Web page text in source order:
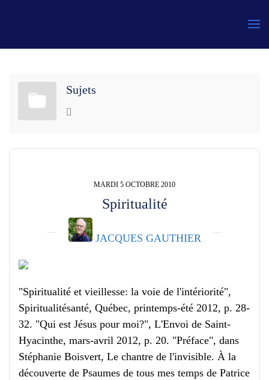
Sujets
MARDI 5 OCTOBRE 2010
Spiritualité
JACQUES GAUTHIER
"Spiritualité et vieillesse: la voie de l'intériorité",
Spiritualitésanté, Québec, printemps-été 2012, p. 28-
32. "Qui est Jésus pour moi?", L'Envoi de Saint-
Hyacinthe, mars-avril 2012, p. 20. "Préface", dans
Stéphanie Boisvert, Le chantre de l'invisible. À la
découverte de Psaumes de tous mes temps de Patrice